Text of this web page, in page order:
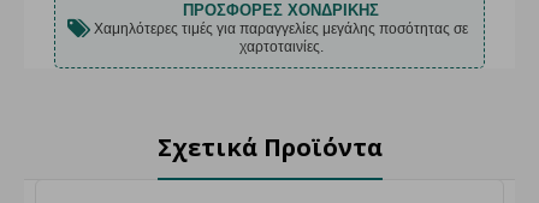
ΠΡΟΣΦΟΡΈΣ ΧΟΝΔΡΙΚΉΣ
Χαμηλότερες τιμές για παραγγελίες μεγάλης ποσότητας σε
χαρτοταινίες.
Σχετικά Προϊόντα